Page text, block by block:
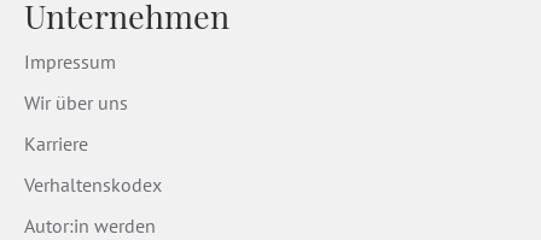
Unternehmen
Impressum
Wir über uns
Karriere
Verhaltenskodex
Autor:in werden